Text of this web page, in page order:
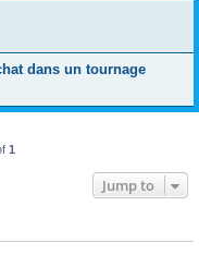
dans un tournage
1
Jump to